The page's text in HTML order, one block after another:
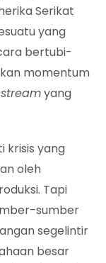
Serikat
yang
bertubi-
momentum
yang
krisis yang
oleh
Tapi
sumber
segelintir
besar